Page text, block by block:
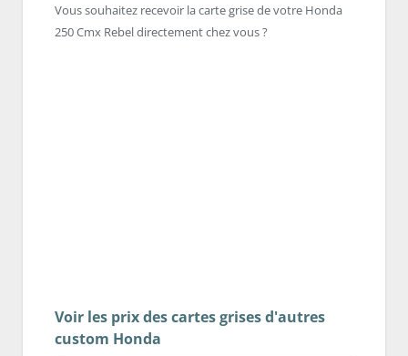
Vous souhaitez recevoir la carte grise de votre Honda
250 Cmx Rebel directement chez vous ?
Voir les prix des cartes grises d'autres
custom Honda